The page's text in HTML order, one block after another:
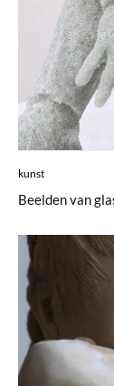
kunst
Beelden van